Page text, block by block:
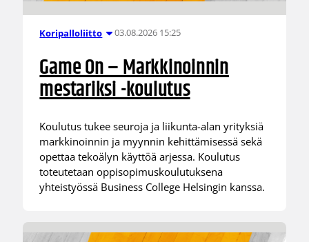
Koripalloliitto 03.08.2026 15:25
Game On – Markkinoinnin
mestariksi -koulutus
Koulutus tukee seuroja ja liikunta-alan yrityksiä
markkinoinnin ja myynnin kehittämisessä sekä
opettaa tekoälyn käyttöä arjessa. Koulutus
toteutetaan oppisopimuskoulutuksena
yhteistyössä Business College Helsingin kanssa.